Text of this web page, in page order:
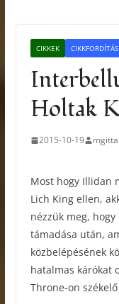
CIKKEK CIKKFORDÍTÁS
Holtak
2015-10-19 mgitta
Most hogy Illidan
Lich King ellen,
nézzük meg,
támadása után,
közbelépésének
hatalmas kárókat
Throne-on